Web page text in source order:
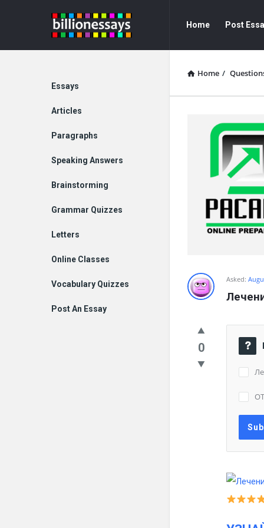
Billion
Essays
Essays
Navigation
Home Post
Home /
Asked:
0
Explore
Essays
Articles
Paragraphs
Speaking Answers
Brainstorming
Grammar Quizzes
Letters
Online Classes
Vocabulary Quizzes
Post An Essay